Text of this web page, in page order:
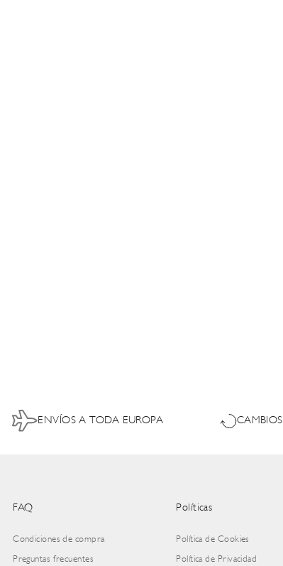
ENVÍOS A TODA EUROPA CAMBIOS
FAQ
Condiciones de compra
Preguntas frecuentes
Políticas
Política de Cookies
Política de Privacidad